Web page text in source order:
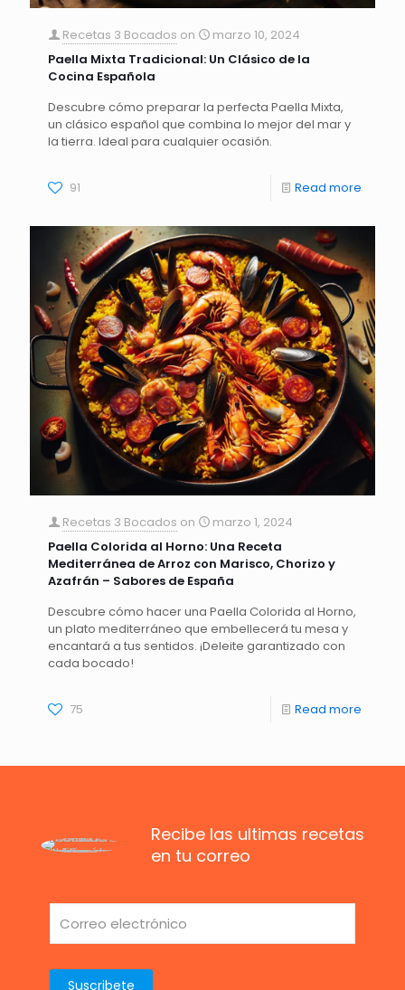
Recetas 3 Bocados on
marzo 10, 2024
Paella Mixta Tradicional: Un Clásico de la
Cocina Española
Descubre cómo preparar la perfecta Paella Mixta,
un clásico español que combina lo mejor del mar y
la tierra. Ideal para cualquier ocasión.
91 Read more
Recetas 3 Bocados on
marzo 1, 2024
Paella Colorida al Horno: Una Receta
Mediterránea de Arroz con Marisco, Chorizo y
Azafrán – Sabores de España
Descubre cómo hacer una Paella Colorida al Horno,
un plato mediterráneo que embellecerá tu mesa y
encantará a tus sentidos. ¡Deleite garantizado con
cada bocado!
75 Read more
Recibe las ultimas recetas
en tu correo